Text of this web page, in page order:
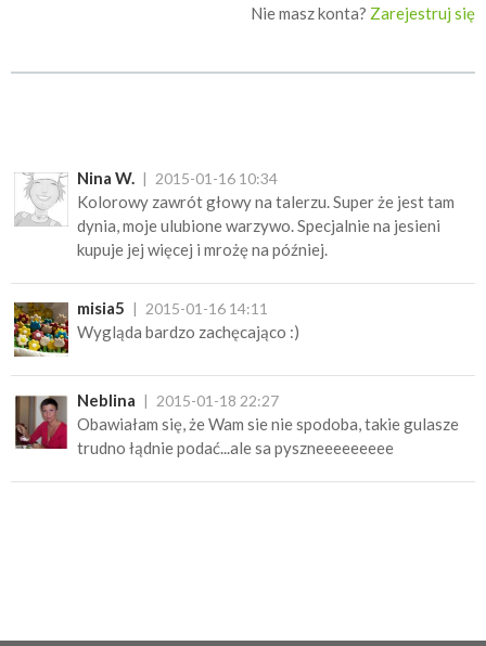
Nie masz konta? Zarejestruj się
Nina W. 2015-01-16 10:34
Kolorowy zawrót głowy na talerzu. Super że jest tam
dynia, moje ulubione warzywo. Specjalnie na jesieni
kupuje jej więcej i mrożę na później.
misia5 2015-01-16 14:11
Wygląda bardzo zachęcająco :)
Neblina 2015-01-18 22:27
Obawiałam się, że Wam sie nie spodoba, takie gulasze
trudno łądnie podać...ale sa pyszneeeeeeeee